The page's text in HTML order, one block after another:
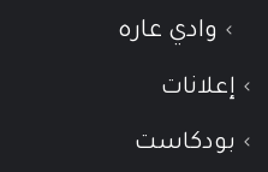
وادي عاره
إعلانات
بودكاست